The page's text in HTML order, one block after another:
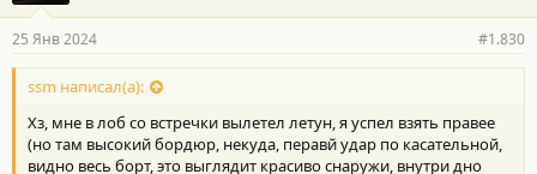
25 Янв 2024 #1.830
ssm написал(а):
Хз, мне в лоб со встречки вылетел летун, я успел взять правее
(но там высокий бордюр, некуда, перавй удар по касательной,
видно весь борт, это выглядит красиво снаружи, внутри дно